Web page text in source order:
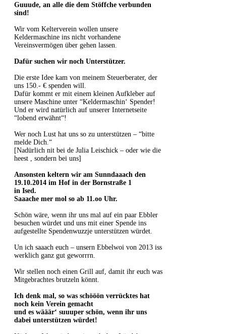
Guuude, an alle die dem Stöffche verbunden
sind!
Wir vom Kelterverein wollen unsere
Keldermaschine ins nicht vorhandene
Vereinsvermögen über gehen lassen.
Dafür suchen wir noch Unterstützer.
Die erste Idee kam von meinem Steuerberater, der
uns 150.- € spenden will.
Dafür kommt er mit einem kleinen Aufkleber auf
unsere Maschine unter “Keldermaschin‘ Spender!
Und er wird natürlich auf unserer Internetseite
“lobend erwähnt“!
Wer noch Lust hat uns so zu unterstützen – “bitte
melde Dich.“
[Nadürlich nit bei de Julia Leischick – oder wie die
heest , sondern bei uns]
Ansonsten keltern wir am Sunndaaach den
19.10.2014 im Hof in der Bornstraße 1
in Ised.
Saaache mer mol so ab 11.oo Uhr.
Schön wäre, wenn ihr uns mal auf ein paar Ebbler
besuchen würdet und uns mit einer Spende ins
aufgestellte Spendenwuzzje unterstützen würdet.
Un ich saaach euch – unsern Ebbelwoi von 2013 iss
werklich ganz gut geworrrn.
Wir stellen noch einen Grill auf, damit ihr euch was
Mitgebrachtes brutzeln könnt.
Ich denk mal, so was schööön verrücktes hat
noch kein Verein gemacht
und es wääär‘ suuuper schön, wenn ihr uns
dabei unterstützen würdet!